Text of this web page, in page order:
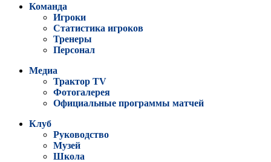
Команда
Игроки
Статистика игроков
Тренеры
Персонал
Медиа
Трактор TV
Фотогалерея
Официальные программы матчей
Клуб
Руководство
Музей
Школа